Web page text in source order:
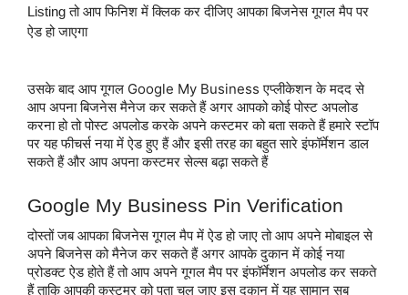
Listing तो आप फिनिश में क्लिक कर दीजिए आपका बिजनेस गूगल मैप पर
ऐड हो जाएगा
उसके बाद आप गूगल Google My Business एप्लीकेशन के मदद से
आप अपना बिजनेस मैनेज कर सकते हैं अगर आपको कोई पोस्ट अपलोड
करना हो तो पोस्ट अपलोड करके अपने कस्टमर को बता सकते हैं हमारे स्टॉप
पर यह फीचर्स नया में ऐड हुए हैं और इसी तरह का बहुत सारे इंफॉर्मेशन डाल
सकते हैं और आप अपना कस्टमर सेल्स बढ़ा सकते हैं
Google My Business Pin Verification
दोस्तों जब आपका बिजनेस गूगल मैप में ऐड हो जाए तो आप अपने मोबाइल से
अपने बिजनेस को मैनेज कर सकते हैं अगर आपके दुकान में कोई नया
प्रोडक्ट ऐड होते हैं तो आप अपने गूगल मैप पर इंफॉर्मेशन अपलोड कर सकते
हैं ताकि आपकी कस्टमर को पता चल जाए इस दुकान में यह सामान सब